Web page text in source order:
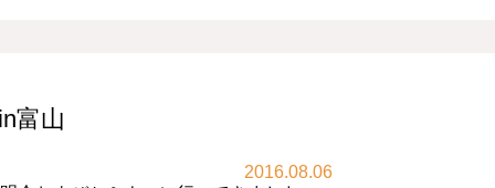
富山
2016.08.06